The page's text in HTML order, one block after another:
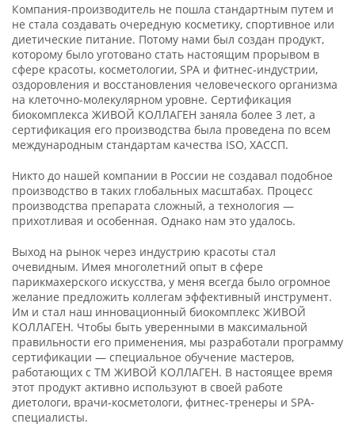
Компания-производитель не пошла стандартным путем и
не стала создавать очередную косметику, спортивное или
диетические питание. Потому нами был создан продукт,
которому было уготовано стать настоящим прорывом в
сфере красоты, косметологии, SPA и фитнес-индустрии,
оздоровления и восстановления человеческого организма
на клеточно-молекулярном уровне. Сертификация
биокомплекса ЖИВОЙ КОЛЛАГЕН заняла более 3 лет, а
сертификация его производства была проведена по всем
международным стандартам качества ISO, ХАССП.
Никто до нашей компании в России не создавал подобное
производство в таких глобальных масштабах. Процесс
производства препарата сложный, а технология —
прихотливая и особенная. Однако нам это удалось.
Выход на рынок через индустрию красоты стал
очевидным. Имея многолетний опыт в сфере
парикмахерского искусства, у меня всегда было огромное
желание предложить коллегам эффективный инструмент.
Им и стал наш инновационный биокомплекс ЖИВОЙ
КОЛЛАГЕН. Чтобы быть уверенными в максимальной
правильности его применения, мы разработали программу
сертификации — специальное обучение мастеров,
работающих с ТМ ЖИВОЙ КОЛЛАГЕН. В настоящее время
этот продукт активно используют в своей работе
диетологи, врачи-косметологи, фитнес-тренеры и SPA-
специалисты.